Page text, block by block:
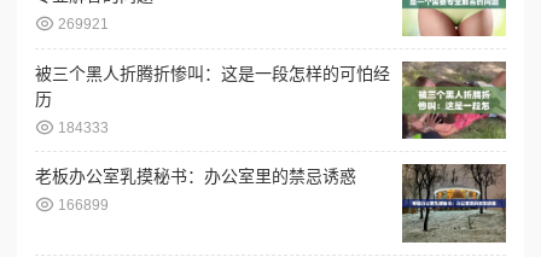
269921
被三个黑人折腾折惨叫：这是一段怎样的可怕经
历
184333
老板办公室乳摸秘书：办公室里的禁忌诱惑
166899